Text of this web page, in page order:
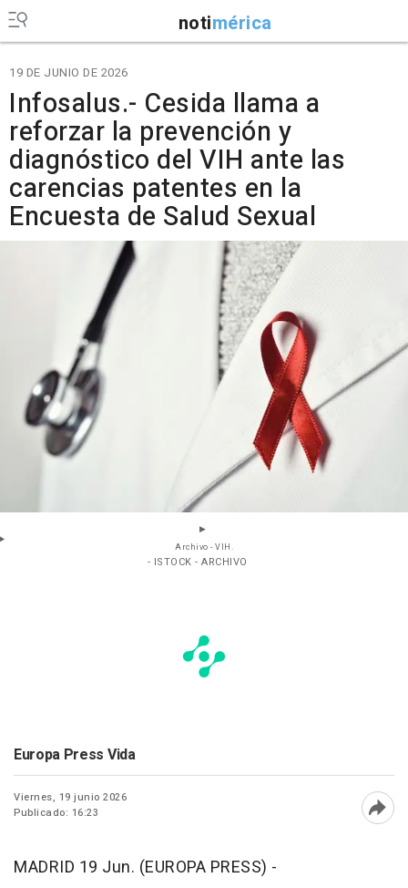
notimérica
19 DE JUNIO DE 2026
Infosalus.- Cesida llama a
reforzar la prevención y
diagnóstico del VIH ante las
carencias patentes en la
Encuesta de Salud Sexual
Archivo - VIH.
- ISTOCK - ARCHIVO
Europa Press Vida
Viernes, 19 junio 2026
Publicado: 16:23
MADRID 19 Jun. (EUROPA PRESS) -